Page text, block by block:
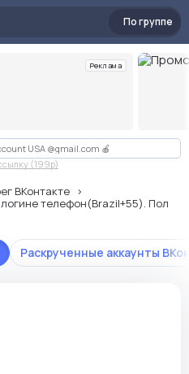
По группе
Реклама
USA @gmail.com 🍎
(199p)
ВКонтакте
телефон(Brazil+55). Пол
Раскрученные аккаунты